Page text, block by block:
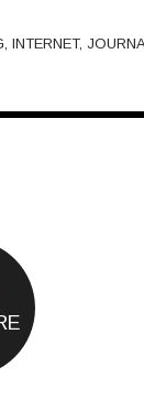
, INTERNET,